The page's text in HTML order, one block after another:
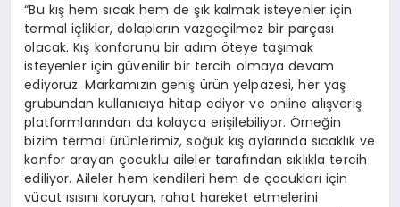
“Bu kış hem sıcak hem de şık kalmak isteyenler için
termal içlikler, dolapların vazgeçilmez bir parçası
olacak. Kış konforunu bir adım öteye taşımak
isteyenler için güvenilir bir tercih olmaya devam
ediyoruz. Markamızın geniş ürün yelpazesi, her yaş
grubundan kullanıcıya hitap ediyor ve online alışveriş
platformlarından da kolayca erişilebiliyor. Örneğin
bizim termal ürünlerimiz, soğuk kış aylarında sıcaklık ve
konfor arayan çocuklu aileler tarafından sıklıkla tercih
ediliyor. Aileler hem kendileri hem de çocukları için
vücut ısısını koruyan, rahat hareket etmelerini